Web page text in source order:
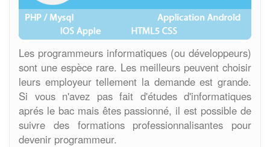
Les programmeurs informatiques (ou développeurs)
sont une espèce rare. Les meilleurs peuvent choisir
leurs employeur tellement la demande est grande.
Si vous n'avez pas fait d'études d'informatiques
aprés le bac mais êtes passionné, il est possible de
suivre des formations professionnalisantes pour
devenir programmeur.